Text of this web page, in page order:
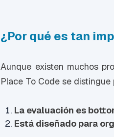
¿Por qué es tan
Aunque existen muchos
Place To Code se
La evaluación es
Está diseñado para